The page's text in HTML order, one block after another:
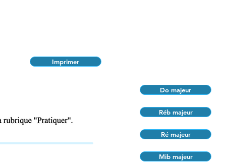
Imprimer
Do majeur
Réb majeur
Ré majeur
Mib majeur